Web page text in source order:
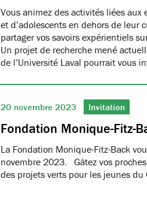
Vous animez des activités liées aux
et d’adolescents en dehors de leur
partager vos savoirs expérientiels
Un projet de recherche mené
de l’Université Laval pourrait vous
20 novembre 2023 Invitation
Fondation Monique-Fitz-
La Fondation Monique-Fitz-Back
novembre 2023. Gâtez vos
des projets verts pour les jeunes